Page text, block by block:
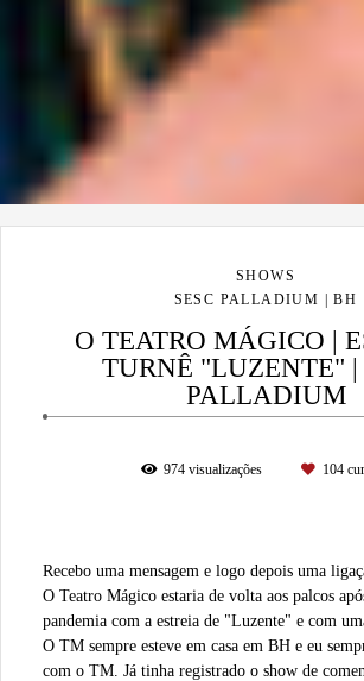
SHOWS
SESC PALLADIUM | BH
O TEATRO MÁGICO |
TURNÊ "LUZENTE" |
PALLADIUM
974visualizações 104
Recebo uma mensagem e logo depois uma
O Teatro Mágico estaria de volta aos palcos
pandemia com a estreia de "Luzente" e com
O TM sempre esteve em casa em BH e eu
com o TM. Já tinha registrado o show de